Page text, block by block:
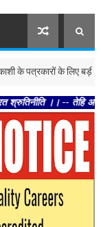
के लिए बड़ी पहल, एक
।। -- तेहि अवसर